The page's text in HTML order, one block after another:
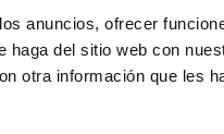
anuncios, ofrecer
del sitio web con
otra información que les